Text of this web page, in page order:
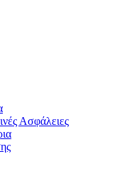
Ασφάλειες